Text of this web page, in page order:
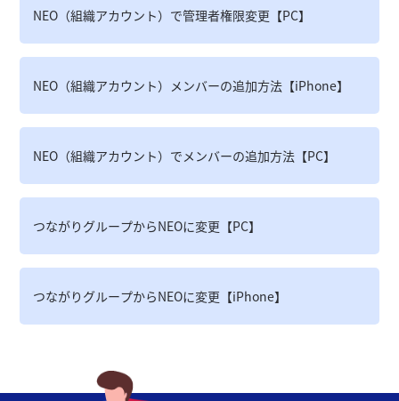
NEO（組織アカウント）で管理者権限変更【PC】
NEO（組織アカウント）メンバーの追加方法【iPhone】
NEO（組織アカウント）でメンバーの追加方法【PC】
つながりグループからNEOに変更【PC】
つながりグループからNEOに変更【iPhone】